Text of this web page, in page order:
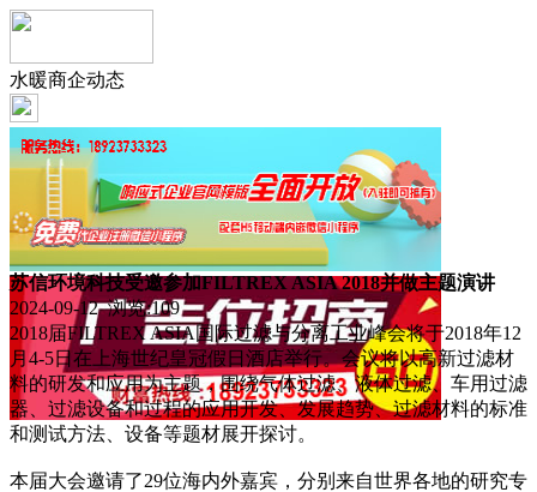
水暖商企动态
苏信环境科技受邀参加FILTREX ASIA 2018并做主题演讲
2024-09-12 浏览:109
2018届FILTREX ASIA国际过滤与分离工业峰会将于2018年12
月4-5日在上海世纪皇冠假日酒店举行。会议将以高新过滤材
料的研发和应用为主题，围绕气体过滤、液体过滤、车用过滤
器、过滤设备和过程的应用开发、发展趋势、过滤材料的标准
和测试方法、设备等题材展开探讨。
本届大会邀请了29位海内外嘉宾，分别来自世界各地的研究专